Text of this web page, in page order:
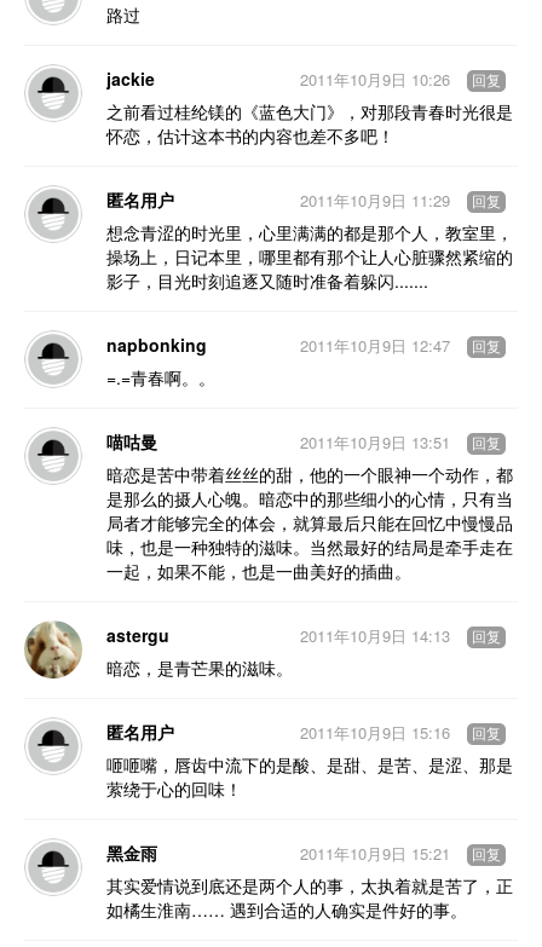
路过
jackie
之前看过桂纶镁的《蓝色大门》，对那段青春时光很是
怀恋，估计这本书的内容也差不多吧！
2011年10月9日 10:26 回复
匿名用户
想念青涩的时光里，心里满满的都是那个人，教室里，
操场上，日记本里，哪里都有那个让人心脏骤然紧缩的
影子，目光时刻追逐又随时准备着躲闪.......
2011年10月9日 11:29 回复
napbonking
=.=青春啊。。
2011年10月9日 12:47 回复
喵咕曼
暗恋是苦中带着丝丝的甜，他的一个眼神一个动作，都
是那么的摄人心魄。暗恋中的那些细小的心情，只有当
局者才能够完全的体会，就算最后只能在回忆中慢慢品
味，也是一种独特的滋味。当然最好的结局是牵手走在
一起，如果不能，也是一曲美好的插曲。
2011年10月9日 13:51 回复
astergu
暗恋，是青芒果的滋味。
2011年10月9日 14:13 回复
匿名用户
咂咂嘴，唇齿中流下的是酸、是甜、是苦、是涩、那是
萦绕于心的回味！
2011年10月9日 15:16 回复
黑金雨
其实爱情说到底还是两个人的事，太执着就是苦了，正
如橘生淮南…… 遇到合适的人确实是件好的事。
2011年10月9日 15:21 回复